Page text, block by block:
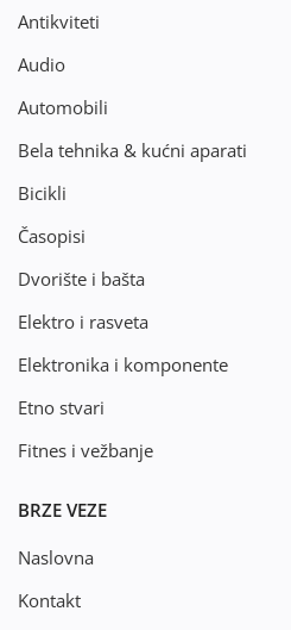
Antikviteti
Audio
Automobili
Bela tehnika & kućni aparati
Bicikli
Časopisi
Dvorište i bašta
Elektro i rasveta
Elektronika i komponente
Etno stvari
Fitnes i vežbanje
BRZE VEZE
Naslovna
Kontakt